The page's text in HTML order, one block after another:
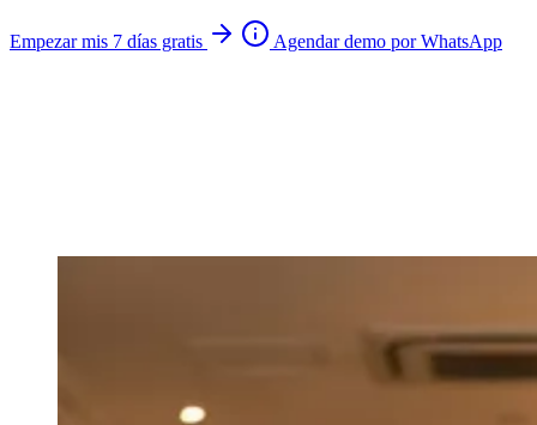
Empezar mis 7 días gratis Agendar demo por WhatsApp